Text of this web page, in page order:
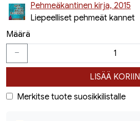
Pehmeäkantinen kirja, 2015
Liepeelliset pehmeät kannet
Määrä
LISÄÄ KORIIN
Merkitse tuote suosikkilistalle